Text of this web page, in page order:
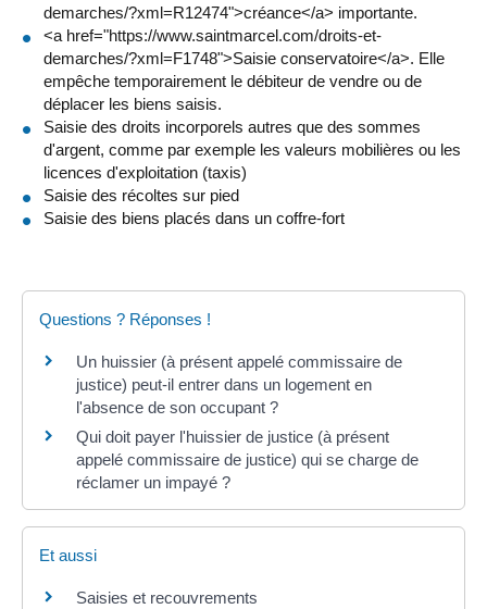
demarches/?xml=R12474">créance</a> importante.
<a href="https://www.saintmarcel.com/droits-et-
demarches/?xml=F1748">Saisie conservatoire</a>. Elle
empêche temporairement le débiteur de vendre ou de
déplacer les biens saisis.
Saisie des droits incorporels autres que des sommes
d'argent, comme par exemple les valeurs mobilières ou les
licences d'exploitation (taxis)
Saisie des récoltes sur pied
Saisie des biens placés dans un coffre-fort
Questions ? Réponses !
Un huissier (à présent appelé commissaire de
justice) peut-il entrer dans un logement en
l'absence de son occupant ?
Qui doit payer l'huissier de justice (à présent
appelé commissaire de justice) qui se charge de
réclamer un impayé ?
Et aussi
Saisies et recouvrements